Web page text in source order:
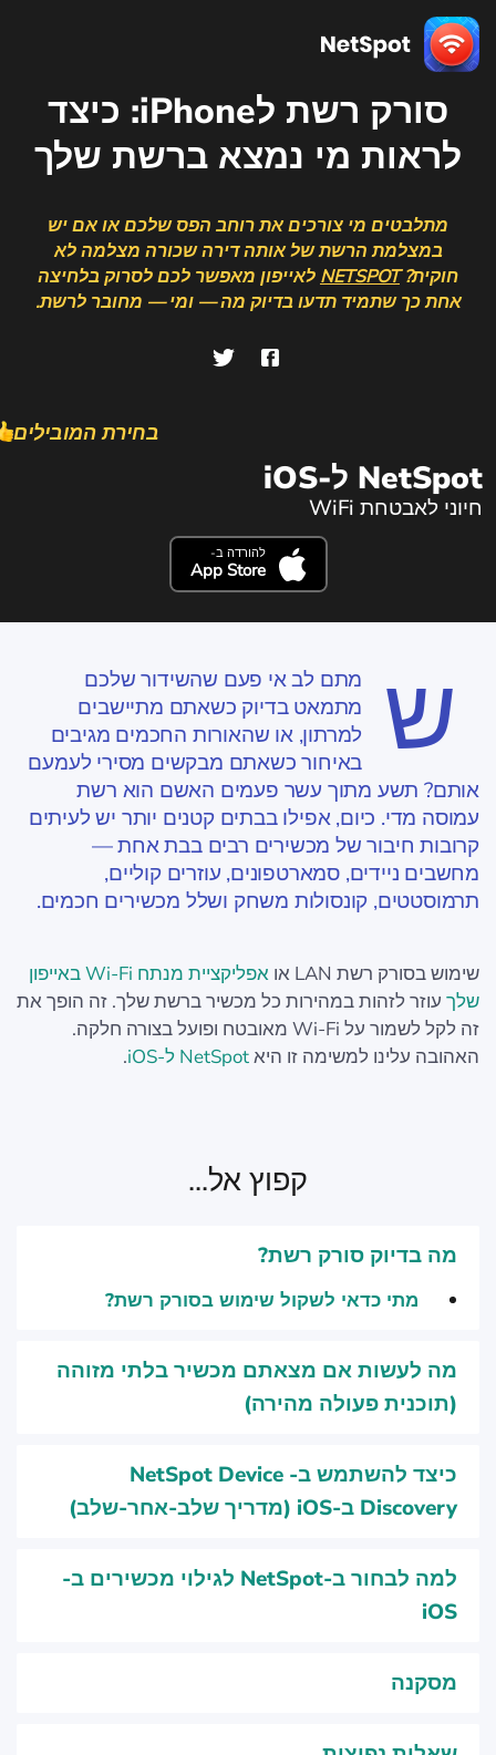
סורק רשת לiPhone: כיצד
לראות מי נמצא ברשת שלך
מתלבטים מי צורכים את רוחב הפס שלכם או אם יש
במצלמת הרשת של אותה דירה שכורה מצלמה לא
חוקית?NETSPOT לאייפון מאפשר לכם לסרוק בלחיצה
אחת כך שתמיד תדעו בדיוק מה — ומי — מחובר לרשת.
בחירת המובילים
NetSpot ל-iOS
חיוני לאבטחת WiFi
להורדה ב-
App Store
ש
מתם לב אי פעם שהשידור שלכם
מתמאט בדיוק כשאתם מתיישבים
למרתון, או שהאורות החכמים מגיבים
באיחור כשאתם מבקשים מסירי לעמעם
אותם? תשע מתוך עשר פעמים האשם הוא רשת
עמוסה מדי. כיום, אפילו בבתים קטנים יותר יש לעיתים
קרובות חיבור של מכשירים רבים בבת אחת —
מחשבים ניידים, סמארטפונים, עוזרים קוליים,
תרמוסטטים, קונסולות משחק ושלל מכשירים חכמים.
שימוש בסורק רשת LAN או
אפליקציית מנתח Wi-Fi באייפון
שלך עוזר לזהות במהירות כל מכשיר ברשת שלך. זה הופך את
זה לקל לשמור על Wi-Fi מאובטח ופועל בצורה חלקה.
האהובה עלינו למשימה זו היאNetSpot ל-iOS .
קפוץ אל...
מה בדיוק סורק רשת?
מתי כדאי לשקול שימוש בסורק רשת?
מה לעשות אם מצאתם מכשיר בלתי מזוהה
(תוכנית פעולה מהירה)
כיצד להשתמש ב- NetSpot Device
Discovery ב-iOS (מדריך שלב-אחר-שלב)
למה לבחור ב-NetSpot לגילוי מכשירים ב-
iOS
מסקנה